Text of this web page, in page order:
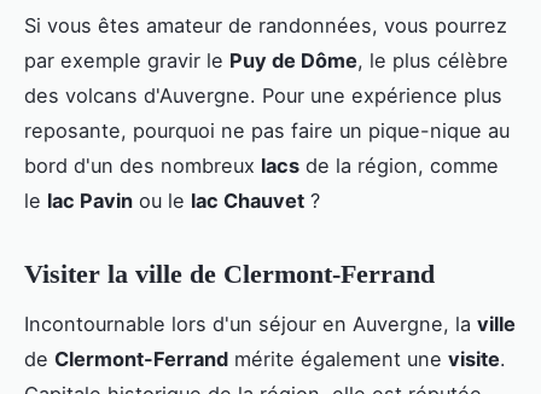
Si vous êtes amateur de randonnées, vous pourrez
par exemple gravir le Puy de Dôme, le plus célèbre
des volcans d'Auvergne. Pour une expérience plus
reposante, pourquoi ne pas faire un pique-nique au
bord d'un des nombreux lacs de la région, comme
le lac Pavin ou le lac Chauvet ?
Visiter la ville de Clermont-Ferrand
Incontournable lors d'un séjour en Auvergne, la ville
de Clermont-Ferrand mérite également une visite.